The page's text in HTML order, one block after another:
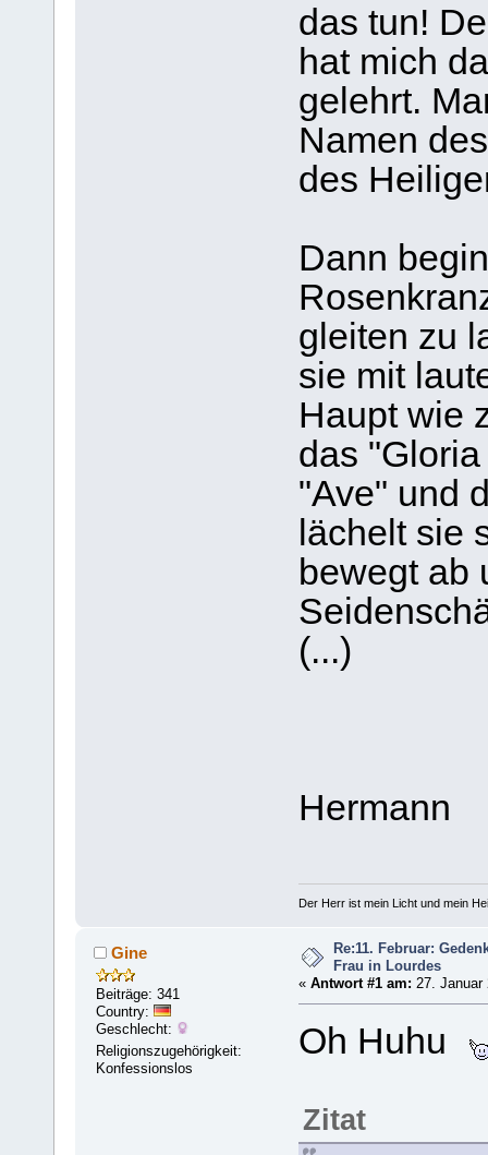
das tun!
hat mich
gelehrt.
Namen
des
Dann
gleiten zu
sie mit
Haupt wie
das
"Ave" und
lächelt sie
bewegt ab
(...)
Hermann
Der Herr ist mein Licht und mein
Gine
Beiträge: 341
Country:
Geschlecht:
Religionszugehörigkeit:
Konfessionslos
Re:11. Februar:
Frau in Lourdes
« Antwort #1 am: 27. Januar
Oh Huhu
Zitat